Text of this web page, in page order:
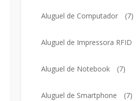
Aluguel de Computador (7)
Aluguel de Impressora RFID
Aluguel de Notebook (7)
Aluguel de Smartphone (7)